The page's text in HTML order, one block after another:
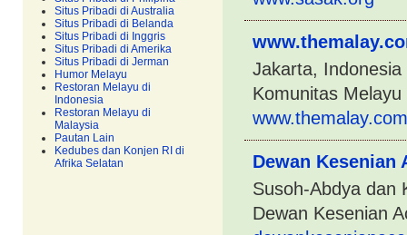
Situs Pribadi di Australia
Situs Pribadi di Belanda
Situs Pribadi di Inggris
Situs Pribadi di Amerika
Situs Pribadi di Jerman
Humor Melayu
Restoran Melayu di
Indonesia
Restoran Melayu di
Malaysia
Pautan Lain
Kedubes dan Konjen RI di
Afrika Selatan
Jakarta, Indonesia
Komunitas
Dewan Kesenian
Susoh-Abdya dan
Dewan Kesenian